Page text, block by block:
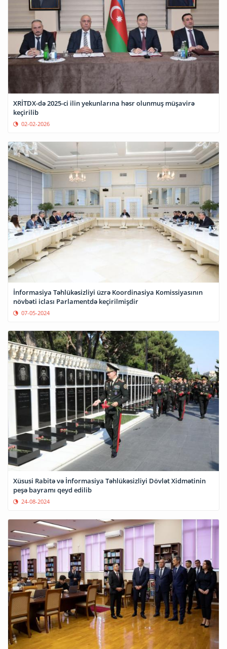
XRİTDX-də 2025-ci ilin yekunlarına həsr olunmuş müşavirə
keçirilib
02-02-2026
İnformasiya Təhlükəsizliyi üzrə Koordinasiya Komissiyasının
növbəti iclası Parlamentdə keçirilmişdir
07-05-2024
Xüsusi Rabitə və İnformasiya Təhlükəsizliyi Dövlət Xidmətinin
peşə bayramı qeyd edilib
24-08-2024